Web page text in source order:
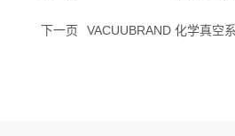
下一页 VACUUBRAND 化学真空